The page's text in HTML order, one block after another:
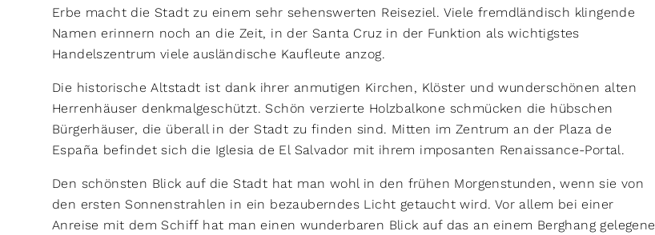
Erbe macht die Stadt zu einem sehr sehenswerten Reiseziel. Viele fremdländisch klingende
Namen erinnern noch an die Zeit, in der Santa Cruz in der Funktion als wichtigstes
Handelszentrum viele ausländische Kaufleute anzog.
Die historische Altstadt ist dank ihrer anmutigen Kirchen, Klöster und wunderschönen alten
Herrenhäuser denkmalgeschützt. Schön verzierte Holzbalkone schmücken die hübschen
Bürgerhäuser, die überall in der Stadt zu finden sind. Mitten im Zentrum an der Plaza de
España befindet sich die Iglesia de El Salvador mit ihrem imposanten Renaissance-Portal.
Den schönsten Blick auf die Stadt hat man wohl in den frühen Morgenstunden, wenn sie von
den ersten Sonnenstrahlen in ein bezauberndes Licht getaucht wird. Vor allem bei einer
Anreise mit dem Schiff hat man einen wunderbaren Blick auf das an einem Berghang gelegene